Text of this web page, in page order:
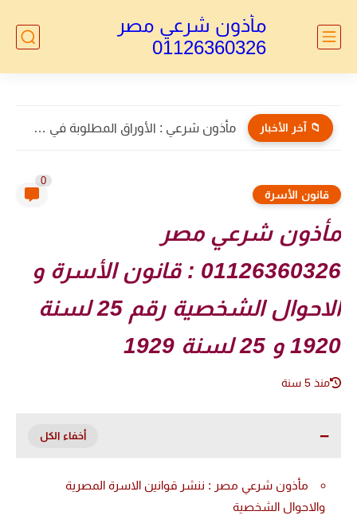
مأذون شرعي مصر
01126360326
📁 آخر الأخبار مأذون الأجانب : توكيل خاص بالطلاق للاجانب
قانون الأسرة
0
مأذون شرعي مصر
01126360326 : قانون الأسرة و
الاحوال الشخصية رقم 25 لسنة
1920 و 25 لسنة 1929
منذ 5 سنة
مأذون شرعي مصر : ننشر قوانين الاسرة المصرية
والاحوال الشخصية